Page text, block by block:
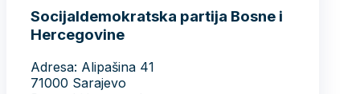
Socijaldemokratska partija Bosne i
Hercegovine
Adresa: Alipašina 41
71000 Sarajevo